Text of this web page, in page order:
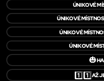
ÚNIKOVÉ
ÚNIKOVÉ
ÚNIKOVÉ
ÚNIKOVÉ
🎃
1️⃣1️⃣AŽ